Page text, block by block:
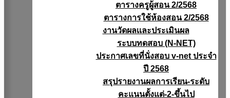
ตารางครูผู้สอน 2/2568
ตารางการใช้ห้องสอน 2/2568
งานวัดผลเเละประเมินผล
ระบบทดสอบ (N-NET)
ประกาศเลขที่นั่งสอบ v-net ประจำ
ปี 2568
สรุปรายงานผลการเรียน-ระดับ
คะแนนตั้งแต่-2-ขึ้นไป